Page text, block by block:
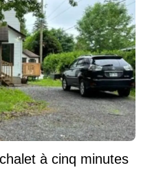
à cinq minutes